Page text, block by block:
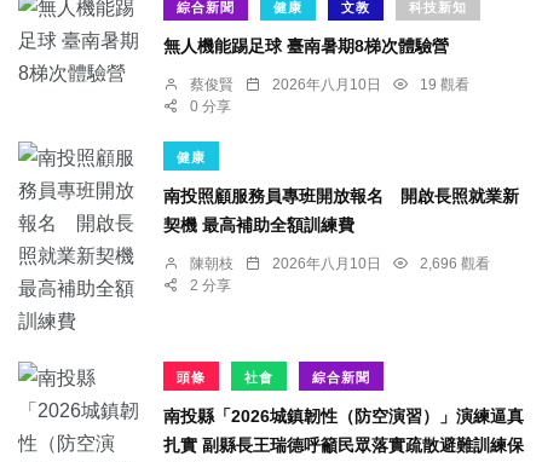
綜合新聞 健康 文教 科技新知
無人機能踢足球 臺南暑期8梯次體驗營
蔡俊賢 2026年八月10日
19 觀看
0 分享
健康
南投照顧服務員專班開放報名 開啟長照就業新
契機 最高補助全額訓練費
陳朝枝 2026年八月10日
2,696 觀看
2 分享
頭條 社會 綜合新聞
南投縣「2026城鎮韌性（防空演習）」演練逼真
扎實 副縣長王瑞德呼籲民眾落實疏散避難訓練保